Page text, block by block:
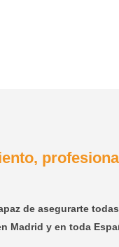
de asegurarte
Madrid y en toda